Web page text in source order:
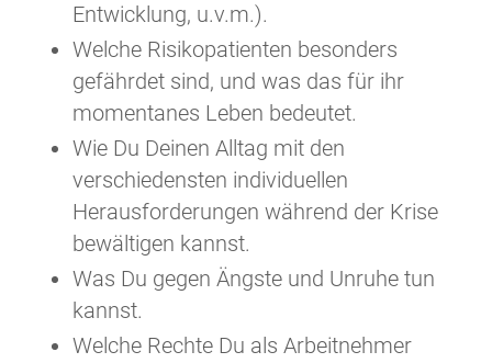
Entwicklung, u.v.m.).
Welche Risikopatienten besonders
gefährdet sind, und was das für ihr
momentanes Leben bedeutet.
Wie Du Deinen Alltag mit den
verschiedensten individuellen
Herausforderungen während der Krise
bewältigen kannst.
Was Du gegen Ängste und Unruhe tun
kannst.
Welche Rechte Du als Arbeitnehmer